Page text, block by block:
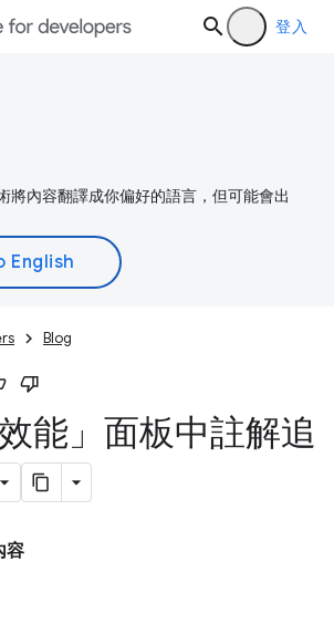
登入
將內容翻譯成你偏好的語言，但可能會出
Blog
能」面板中註解追
容